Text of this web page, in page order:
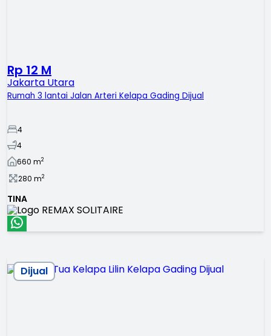
Rp 12 M
Jakarta Utara
Rumah 3 lantai Jalan Arteri Kelapa Gading Dijual
4
4
660 m2
280 m2
TINA
Dijual